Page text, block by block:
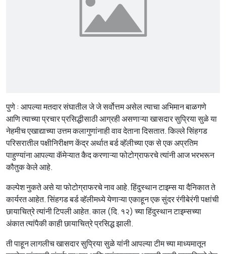
पुणे : आपल्या मतदार संघातील जे जे सर्वोत्तम असेल त्याचा अभिमान बाळगणे
आणि त्याच्या प्रचार प्रसिद्धीसाठी आग्रही असणाऱ्या खासदार सुप्रिया सुळे या
नेहमीच एखाद्याच्या उत्तम कलागुणांनाही वाव देताना दिसतात. किल्ले सिंहगड
परिसरातील पक्षीनिरीक्षण केंद्र अर्थात बर्ड व्हॅलीच्या एक से एक अप्रतिम
पाहुण्यांना आपल्या कॅमेऱ्यात कैद करणाऱ्या फोटोग्राफरचे त्यांनी आज भरभरून
कौतुक केले आहे.
कल्पेश नुकते असे या फोटोग्राफरचे नाव आहे. हिंदुस्थान टाइम्स या दैनिकात ते
कार्यरत आहेत. सिंहगड बर्ड व्हॅलीमध्ये येणाऱ्या एकाहून एक सुंदर रंगीबेरंगी पक्षांची
छायाचित्रे त्यांनी टिपली आहेत. काल (दि. १२) च्या हिंदुस्थान टाइम्सच्या
अंकात त्यांपैकी काही छायाचित्रे प्रसिद्ध झाली.
ती पाहून लागलीच खासदार सुप्रिया सुळे यांनी आपल्या टीम च्या माध्यमातून